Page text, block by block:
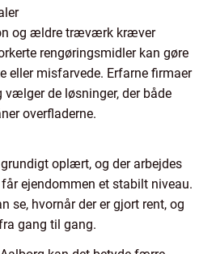
og ældre træværk kræver
rengøringsmidler kan gøre
eller misfarvede. Erfarne firmaer
vælger de løsninger, der både
overfladerne.
oplært, og der arbejdes
ejendommen et stabilt niveau.
se, hvornår der er gjort rent, og
gang til gang.